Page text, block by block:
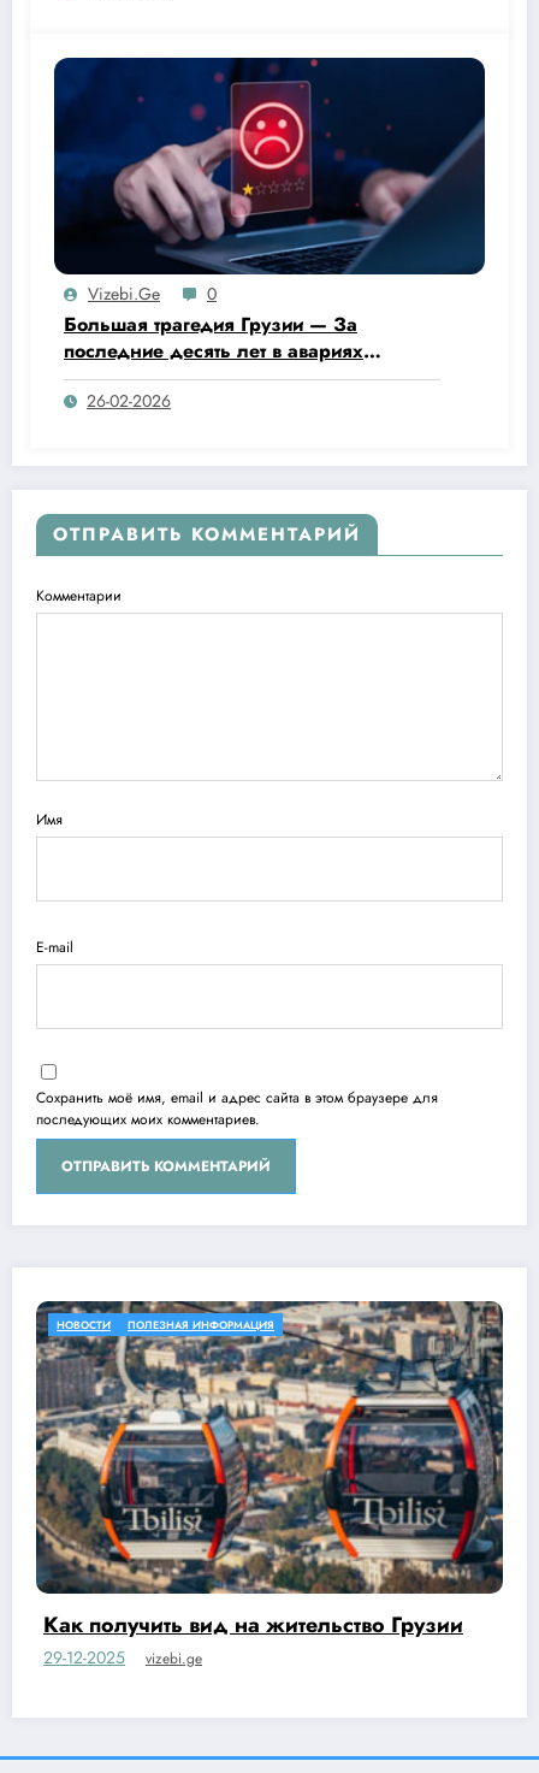
Vizebi.ge 0
Большая трагедия Грузии — За
последние десять лет в авариях
погибли 5 324 человека.
26-02-2026
ОТПРАВИТЬ КОММЕНТАРИЙ
Комментарии
Имя
E-mail
Сохранить моё имя, email и адрес сайта в этом браузере для
последующих моих комментариев.
Грузии
НОВОСТИ ПОЛЕЗНАЯ ИНФОРМАЦИЯ
Гражданина Канады